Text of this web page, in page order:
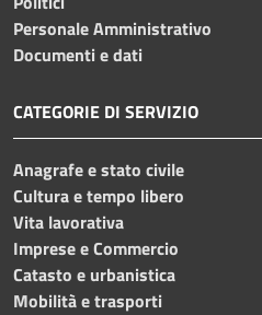
Personale Amministrativo
Documenti e dati
CATEGORIE DI SERVIZIO
Anagrafe e stato civile
Cultura e tempo libero
Vita lavorativa
Imprese e Commercio
Catasto e urbanistica
Mobilità e trasporti